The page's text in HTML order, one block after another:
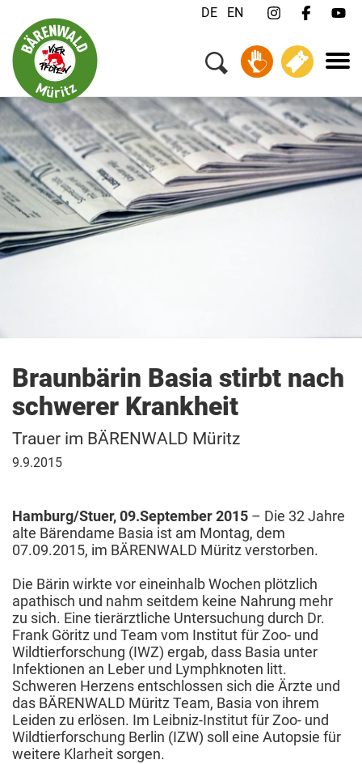
DE EN
Braunbärin Basia stirbt nach
schwerer Krankheit
Trauer im BÄRENWALD Müritz
9.
9.9.2015
Hamburg/Stuer, 09.September 2015 – Die 32 Jahre
alte Bärendame Basia ist am Montag, dem
07.09.2015, im BÄRENWALD Müritz verstorben.
Die Bärin wirkte vor eineinhalb Wochen plötzlich
apathisch und nahm seitdem keine Nahrung mehr
zu sich. Eine tierärztliche Untersuchung durch Dr.
Frank Göritz und Team vom Institut für Zoo- und
Wildtierforschung (IWZ) ergab, dass Basia unter
Infektionen an Leber und Lymphknoten litt.
Schweren Herzens entschlossen sich die Ärzte und
das BÄRENWALD Müritz Team, Basia von ihrem
Leiden zu erlösen. Im Leibniz-Institut für Zoo- und
Wildtierforschung Berlin (IZW) soll eine Autopsie für
weitere Klarheit sorgen.
Menü
Ihr Besuch
Tiere & Tierschutz
Über uns
Jobs
FAQ
Kontakt
Newsletter